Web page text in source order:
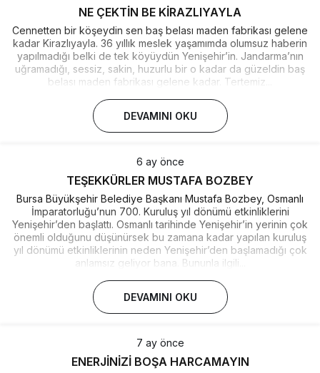
NE ÇEKTİN BE KİRAZLIYAYLA
Cennetten bir köşeydin sen baş belası maden fabrikası gelene
kadar Kirazlıyayla. 36 yıllık meslek yaşamımda olumsuz haberin
yapılmadığı belki de tek köyüydün Yenişehir’in. Jandarma’nın
uğramadığı, sessiz, sakin, huzurlu bir o kadar da güzeldin baş
belası maden fabrikası gelene kadar. Tertemiz...
DEVAMINI OKU
6 ay önce
TEŞEKKÜRLER MUSTAFA BOZBEY
Bursa Büyükşehir Belediye Başkanı Mustafa Bozbey, Osmanlı
İmparatorluğu’nun 700. Kuruluş yıl dönümü etkinliklerini
Yenişehir’den başlattı. Osmanlı tarihinde Yenişehir’in yerinin çok
önemli olduğunu düşünürsek bu zamana kadar yapılan kuruluş
yıl dönümü etkinliklerinin neden Yenişehir’den başlamadığı çok
anlamsız geliyor bana. Bununla ilgili...
DEVAMINI OKU
7 ay önce
ENERJİNİZİ BOŞA HARCAMAYIN